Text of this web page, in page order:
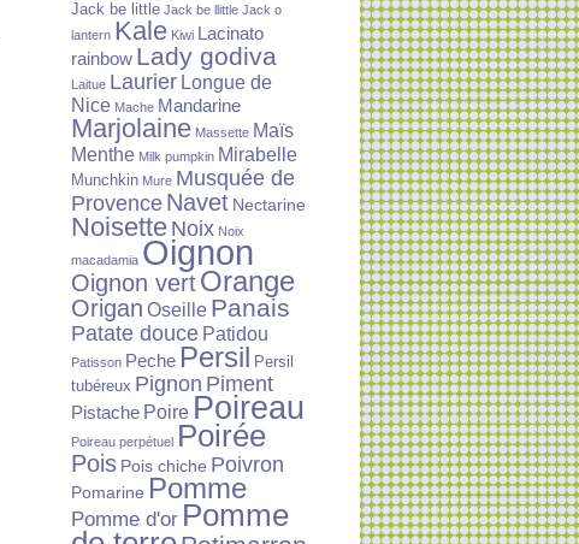
Jack be little Jack be llittle Jack o
lantern Kale Kiwi
Lacinato
rainbow Lady godiva
Laitue Laurier Longue de
Nice Mache Mandarine
Marjolaine Massette Maïs
Menthe Milk pumpkin Mirabelle
Munchkin Mure Musquée de
Provence Navet Nectarine
Noisette Noix Noix
macadamia Oignon
Oignon vertOrange
Origan Oseille Panais
Patate douce Patidou
Patisson Peche Persil Persil
tubéreux Pignon Piment
Pistache Poire Poireau
Poireau perpétuel Poirée
Pois Pois chiche Poivron
Pomarine Pomme
Pomme d'or Pomme